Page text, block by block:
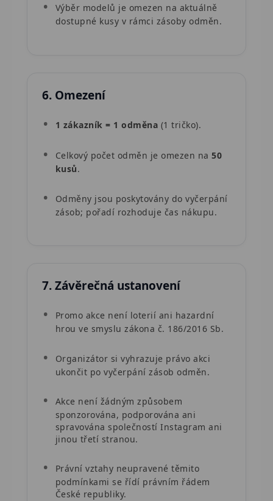
Výběr modelů je omezen na aktuálně
dostupné kusy v rámci zásoby odměn.
6. Omezení
1 zákazník = 1 odměna (1 tričko).
Celkový počet odměn je omezen na50
kusů.
Odměny jsou poskytovány do vyčerpání
zásob; pořadí rozhoduje čas nákupu.
7. Závěrečná ustanovení
Promo akce není loterií ani hazardní
hrou ve smyslu zákona č. 186/2016 Sb.
Organizátor si vyhrazuje právo akci
ukončit po vyčerpání zásob odměn.
Akce není žádným způsobem
sponzorována, podporována ani
spravována společností Instagram ani
jinou třetí stranou.
Právní vztahy neupravené těmito
podmínkami se řídí právním řádem
České republiky.